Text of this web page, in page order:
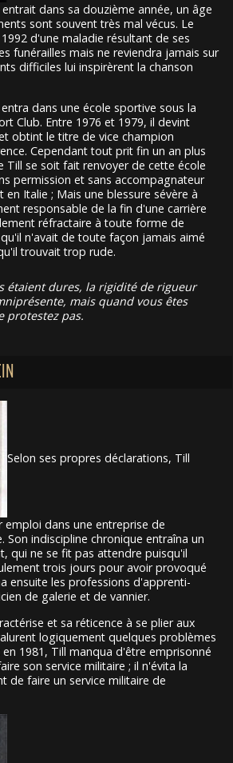
dans sa douzième année, un âge
sont souvent très mal vécus. Le
d'une maladie résultant de ses
funérailles mais ne reviendra jamais sur
difficiles lui inspirèrent la chanson
dans une école sportive sous la
Club. Entre 1976 et 1979, il devint
obtint le titre de vice champion
Cependant tout prit fin un an plus
Till se soit fait renvoyer de cette école
permission et sans accompagnateur
Italie ; Mais une blessure sévère à
responsable de la fin d'une carrière
réfractaire à toute forme de
n'avait de toute façon jamais aimé
trouvait trop rude.
étaient dures, la rigidité de rigueur
mais quand vous êtes
protestez pas.
Selon ses propres déclarations, Till
emploi dans une entreprise de
indiscipline chronique entraîna un
qui ne se fit pas attendre puisqu'il
trois jours pour avoir provoqué
ensuite les professions d'apprenti-
de galerie et de vannier.
et sa réticence à se plier aux
logiquement quelques problèmes
1981, Till manqua d'être emprisonné
son service militaire ; il n'évita la
de faire un service militaire de